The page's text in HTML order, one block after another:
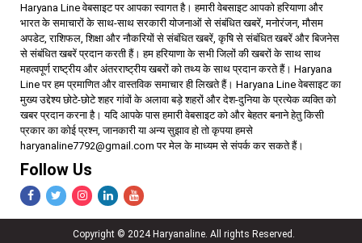
Haryana Line वेबसाइट पर आपका स्वागत है। हमारी वेबसाइट आपको हरियाणा और
भारत के समाचारों के साथ-साथ सरकारी योजनाओं से संबंधित खबरें, मनोरंजन, मौसम
अपडेट, राशिफल, शिक्षा और नौकरियों से संबंधित खबरें, कृषि से संबंधित खबरें और बिजनेस
से संबंधित खबरें प्रदान करती हैं। हम हरियाणा के सभी जिलों की खबरों के साथ साथ
महत्वपूर्ण राष्ट्रीय और अंतरराष्ट्रीय खबरों को तथ्य के साथ प्रदान करते हैं। Haryana
Line पर हम प्रमाणित और वास्तविक समाचार ही लिखते हैं। Haryana Line वेबसाइट का
मुख्य उद्देश्य छोटे-छोटे शहर गांवों के अलावा बड़े शहरों और देश-दुनिया के प्रत्येक व्यक्ति को
खबर प्रदान करना है। यदि आपके पास हमारी वेबसाइट को और बेहतर बनाने हेतु किसी
प्रकार का कोई प्रश्न, जानकारी या अन्य सुझाव हो तो कृपया हमसे
haryanaline7792@gmail.com पर मेल के माध्यम से संपर्क कर सकते हैं।
Follow Us
Copyright © 2024 Haryanaline. All rights Reserved.